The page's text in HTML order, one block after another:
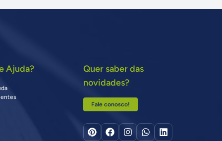
Ajuda?
Quer saber das
novidades?
Fale conosco!